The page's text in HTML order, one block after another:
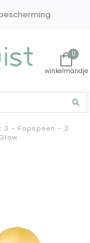
Experts in baby en
0
3 - Fopspeen - 2